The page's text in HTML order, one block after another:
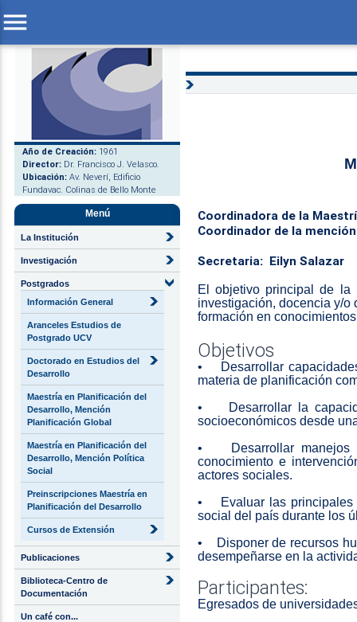
menu
Año de Creación: 1961
Director: Dr. Francisco J. Velasco.
Ubicación: Av. Neverí, Edificio
Fundavac. Colinas de Bello Monte
Menú
La Institución
Investigación
Postgrados
Información General
Aranceles Estudios de
Postgrado UCV
Doctorado en Estudios del
Desarrollo
Maestría en Planificación del
Desarrollo, Mención
Planificación Global
Maestría en Planificación del
Desarrollo, Mención Política
Social
Preinscripciones Maestría en
Planificación del Desarrollo
Cursos de Extensión
Publicaciones
Biblioteca-Centro de
Documentación
Un café con...
Coordinadora de la
Coordinador de la
Secretaria: Eilyn Salazar
El objetivo principal de la
investigación, docencia y/o
formación en
Objetivos
• Desarrollar
materia de planificación
• Desarrollar la
socioeconómicos desde
• Desarrollar manejos
conocimiento e
actores sociales.
• Evaluar las principales
social del país durante los
• Disponer de recursos
desempeñarse en la
Participantes:
Egresados de